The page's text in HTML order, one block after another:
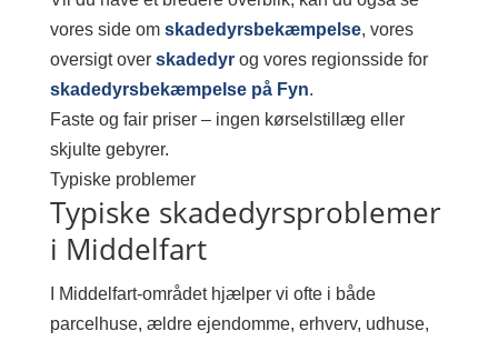
vores side om skadedyrsbekæmpelse, vores
oversigt over skadedyrog vores regionsside for
skadedyrsbekæmpelse på Fyn.
Faste og fair priser – ingen kørselstillæg eller
skjulte gebyrer.
Typiske problemer
Typiske skadedyrsproblemer
i Middelfart
I Middelfart-området hjælper vi ofte i både
parcelhuse, ældre ejendomme, erhverv, udhuse,